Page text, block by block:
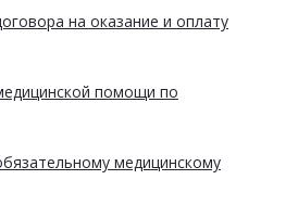
на оказание и оплату
помощи по
медицинскому